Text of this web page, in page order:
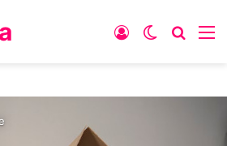
Switch skin
Войти